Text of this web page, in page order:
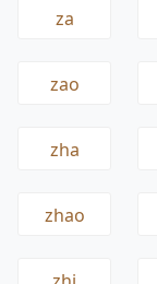
za
zao
zha
zhao